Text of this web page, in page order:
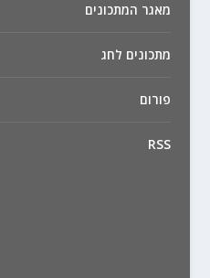
מאגר המתכונים
מתכונים לחג
פורום
RSS